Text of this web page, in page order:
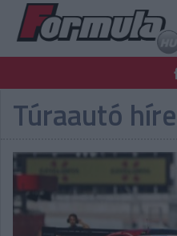
F1
FORMULA
PODCAST
LIVE
DIGITÁLIS MAGAZIN
Túraautó